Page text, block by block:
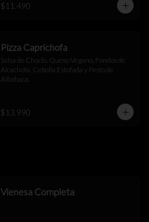
$11.490
Pizza Caprichofa
Salsa de Choclo, Queso Vegano, Fondos de
Alcachofa, Cebolla Estofada y Pesto de
Albahaca.
$13.990
Vienesa Completa